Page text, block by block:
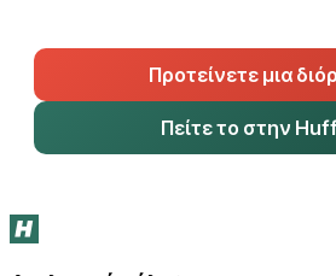
Προτείνετε μια
Πείτε το στην